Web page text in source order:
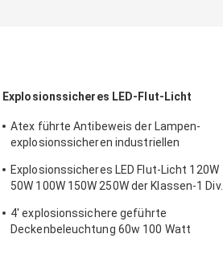
Explosionssicheres LED-Flut-Licht
Atex führte Antibeweis der Lampen-
explosionssicheren industriellen
150w 185w
Explosionssicheres LED Flut-Licht 120W
50W 100W 150W 250W der Klassen-1 Div.
4' explosionssichere geführte
Deckenbeleuchtung 60w 100 Watt